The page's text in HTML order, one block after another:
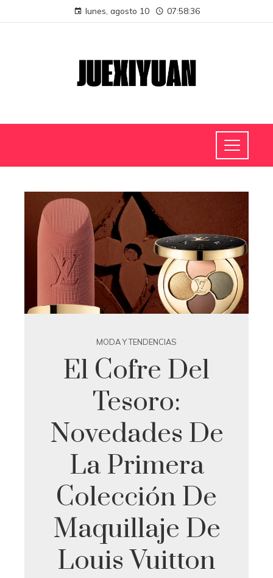
lunes, agosto 10 07:58:36
MODA Y TENDENCIAS
El Cofre Del
Tesoro:
Novedades De
La Primera
Colección De
Maquillaje De
Louis Vuitton